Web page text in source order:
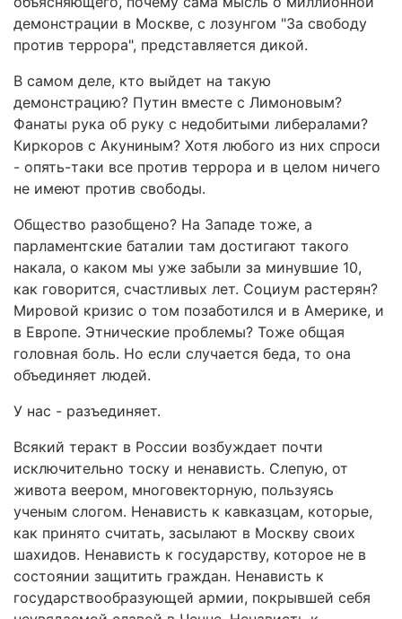
демонстрации в Москве, с лозунгом "За свободу
против террора", представляется дикой.
В самом деле, кто выйдет на такую
демонстрацию? Путин вместе с Лимоновым?
Фанаты рука об руку с недобитыми либералами?
Киркоров с Акуниным? Хотя любого из них спроси
- опять-таки все против террора и в целом ничего
не имеют против свободы.
Общество разобщено? На Западе тоже, а
парламентские баталии там достигают такого
накала, о каком мы уже забыли за минувшие 10,
как говорится, счастливых лет. Социум растерян?
Мировой кризис о том позаботился и в Америке, и
в Европе. Этнические проблемы? Тоже общая
головная боль. Но если случается беда, то она
объединяет людей.
У нас - разъединяет.
Всякий теракт в России возбуждает почти
исключительно тоску и ненависть. Слепую, от
живота веером, многовекторную, пользуясь
ученым слогом. Ненависть к кавказцам, которые,
как принято считать, засылают в Москву своих
шахидов. Ненависть к государству, которое не в
состоянии защитить граждан. Ненависть к
государствообразующей армии, покрывшей себя